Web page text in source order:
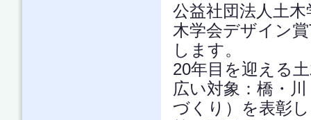
公益社団法人土
木学会デザイン
します。
20年目を迎える
広い対象：橋・
づくり）を表彰